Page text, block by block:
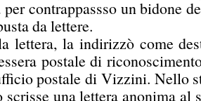
contrappassso un bidone
da lettere.
lettera, la indirizzò come
postale di
postale di Vizzini. Nello
scrisse una lettera anonima al